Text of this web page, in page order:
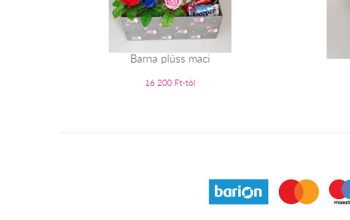
Barna plüss maci
16 200 Ft-tól